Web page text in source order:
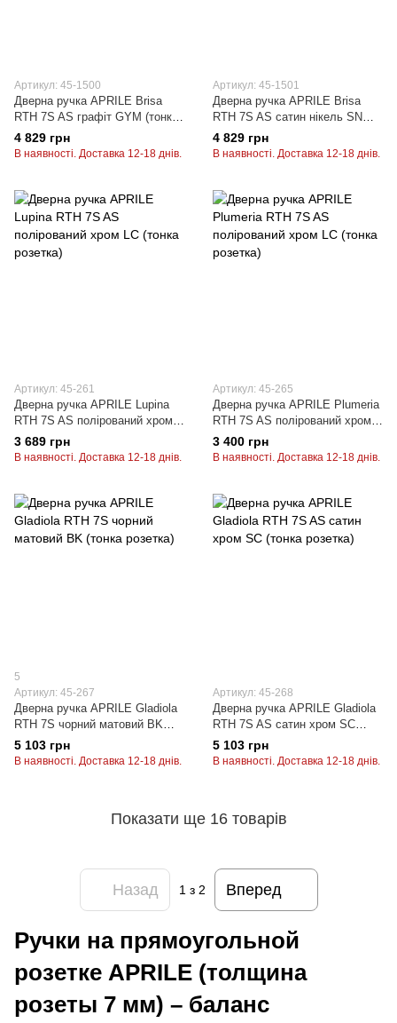
Артикул: 45-1500
Дверна ручка APRILE Brisa
RTH 7S AS графіт GYM (тонка
розетка)
4 829 грн
В наявності. Доставка 12-18 днів.
Артикул: 45-1501
Дверна ручка APRILE Brisa
RTH 7S AS сатин нікель SNM
(тонка розетка)
4 829 грн
В наявності. Доставка 12-18 днів.
Артикул: 45-261
Дверна ручка APRILE Lupina
RTH 7S AS полірований хром
LC (тонка розетка)
3 689 грн
В наявності. Доставка 12-18 днів.
Артикул: 45-265
Дверна ручка APRILE Plumeria
RTH 7S AS полірований хром
LC (тонка розетка)
3 400 грн
В наявності. Доставка 12-18 днів.
5
Артикул: 45-267
Дверна ручка APRILE Gladiola
RTH 7S чорний матовий BK
(тонка розетка)
5 103 грн
В наявності. Доставка 12-18 днів.
Артикул: 45-268
Дверна ручка APRILE Gladiola
RTH 7S AS сатин хром SC
(тонка розетка)
5 103 грн
В наявності. Доставка 12-18 днів.
Показати ще 16 товарів
Назад 1 з 2 Вперед
Ручки на прямоугольной
розетке APRILE (толщина
розеты 7 мм) – баланс